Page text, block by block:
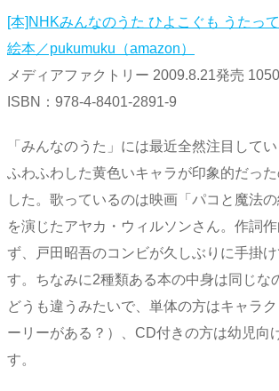
[本]NHKみんなのうた ひよこぐも うたっ
絵本／pukumuku（amazon）
メディアファクトリー 2009.8.21発売
ISBN：978-4-8401-2891-9
「みんなのうた」には最近全然注目して
ふわふわした黄色いキャラが印象的だっ
した。歌っているのは映画「パコと魔法
を演じたアヤカ・ウィルソンさん。作詞
ず、戸田昭吾のコンビが久しぶりに手掛
す。ちなみに2種類ある本の中身は同じな
どうも違うみたいで、単体の方はキャラ
ーリーがある？）、CD付きの方は幼児向
す。